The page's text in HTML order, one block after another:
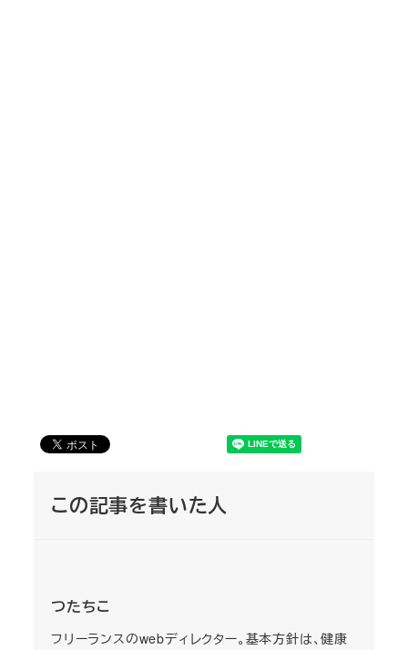
この記事を書いた人
つたちこ
フリーランスのwebディレクター。基本方針は、健康